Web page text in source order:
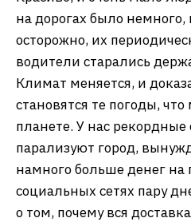
на дорогах было немного,
осторожно, их
водители старались
Климат меняется, и
становятся те погоды,
планете. У нас
парализуют город,
намного больше денег
социальных сетях пару
о том, почему вся